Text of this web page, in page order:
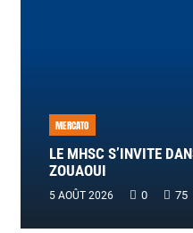
MERCATO
LE MHSC S’INVITE
ZOUAOUI
5 AOÛT 2026 0 75